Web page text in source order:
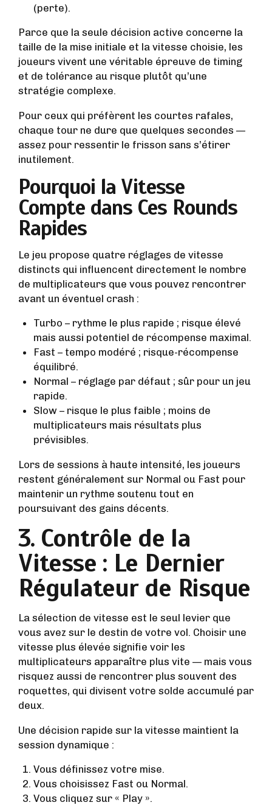
(perte).
Parce que la seule décision active concerne la
taille de la mise initiale et la vitesse choisie, les
joueurs vivent une véritable épreuve de timing
et de tolérance au risque plutôt qu’une
stratégie complexe.
Pour ceux qui préfèrent les courtes rafales,
chaque tour ne dure que quelques secondes —
assez pour ressentir le frisson sans s’étirer
inutilement.
Pourquoi la Vitesse
Compte dans Ces Rounds
Rapides
Le jeu propose quatre réglages de vitesse
distincts qui influencent directement le nombre
de multiplicateurs que vous pouvez rencontrer
avant un éventuel crash :
Turbo – rythme le plus rapide ; risque élevé
mais aussi potentiel de récompense maximal.
Fast – tempo modéré ; risque-récompense
équilibré.
Normal – réglage par défaut ; sûr pour un jeu
rapide.
Slow – risque le plus faible ; moins de
multiplicateurs mais résultats plus
prévisibles.
Lors de sessions à haute intensité, les joueurs
restent généralement sur Normal ou Fast pour
maintenir un rythme soutenu tout en
poursuivant des gains décents.
3. Contrôle de la
Vitesse : Le Dernier
Régulateur de Risque
La sélection de vitesse est le seul levier que
vous avez sur le destin de votre vol. Choisir une
vitesse plus élevée signifie voir les
multiplicateurs apparaître plus vite — mais vous
risquez aussi de rencontrer plus souvent des
roquettes, qui divisent votre solde accumulé par
deux.
Une décision rapide sur la vitesse maintient la
session dynamique :
Vous définissez votre mise.
Vous choisissez Fast ou Normal.
Vous cliquez sur « Play ».